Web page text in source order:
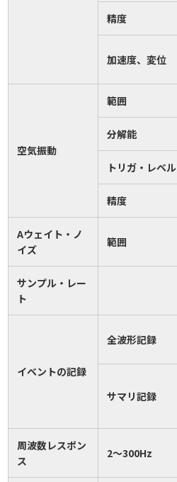
精度
加速度、変位
空気振動
範囲
分解能
トリガ・レベル
精度
Aウェイト・ノ
イズ
範囲
サンプル・レー
ト
イベントの記録
全波形記録
サマリ記録
周波数レスポン
ス
2～300Hz